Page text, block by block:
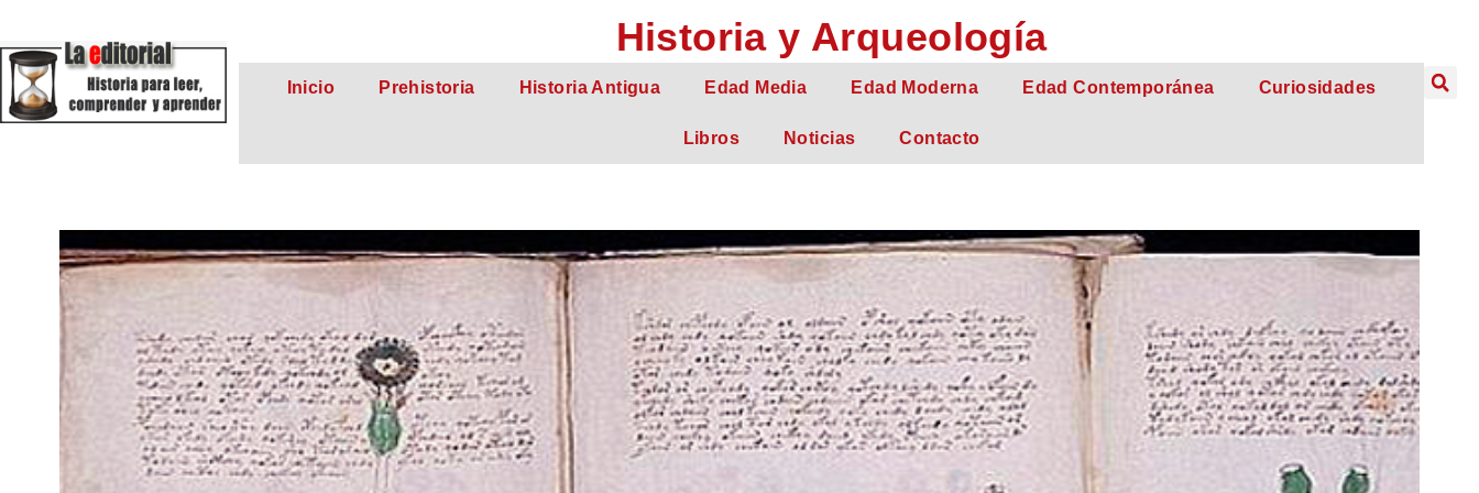
Historia y Arqueología
Inicio Prehistoria Historia Antigua Edad Media Edad Moderna Edad Contemporánea Curiosidades
Libros Noticias Contacto